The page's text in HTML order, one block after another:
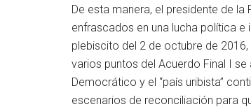
De esta manera, el presidente de
enfrascados en una lucha política
plebiscito del 2 de octubre de
varios puntos del Acuerdo Final I
Democrático y el “país uribista”
escenarios de reconciliación para